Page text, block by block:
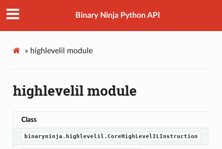
Binary Ninja Python API
» highlevelil module
highlevelil module
Class
binaryninja.highlevelil.CoreHighLevelILInstruction